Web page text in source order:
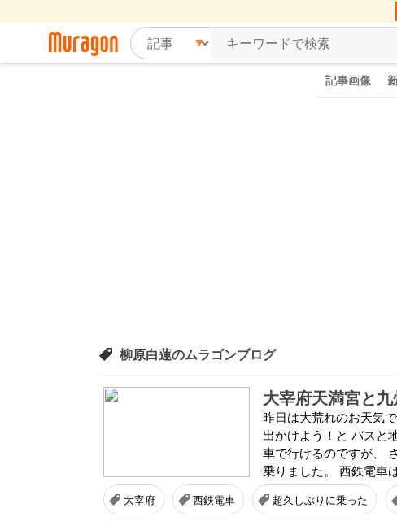
記事画像
柳原白蓮のムラゴンブログ
大宰府天満宮と
昨日は大荒れのお天気
出かけよう！と バスと
車で行けるのですが、
乗りました。 西鉄電車
大宰府 西鉄電車 超久しぶりに乗った